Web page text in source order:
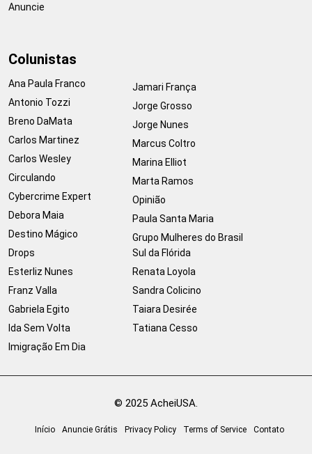
Anuncie
Colunistas
Ana Paula Franco
Antonio Tozzi
Breno DaMata
Carlos Martinez
Carlos Wesley
Circulando
Cybercrime Expert
Debora Maia
Destino Mágico
Drops
Esterliz Nunes
Franz Valla
Gabriela Egito
Ida Sem Volta
Imigração Em Dia
Jamari França
Jorge Grosso
Jorge Nunes
Marcus Coltro
Marina Elliot
Marta Ramos
Opinião
Paula Santa Maria
Grupo Mulheres do Brasil
Sul da Flórida
Renata Loyola
Sandra Colicino
Taiara Desirée
Tatiana Cesso
© 2025 AcheiUSA.
Início Anuncie Grátis Privacy Policy Terms of Service Contato